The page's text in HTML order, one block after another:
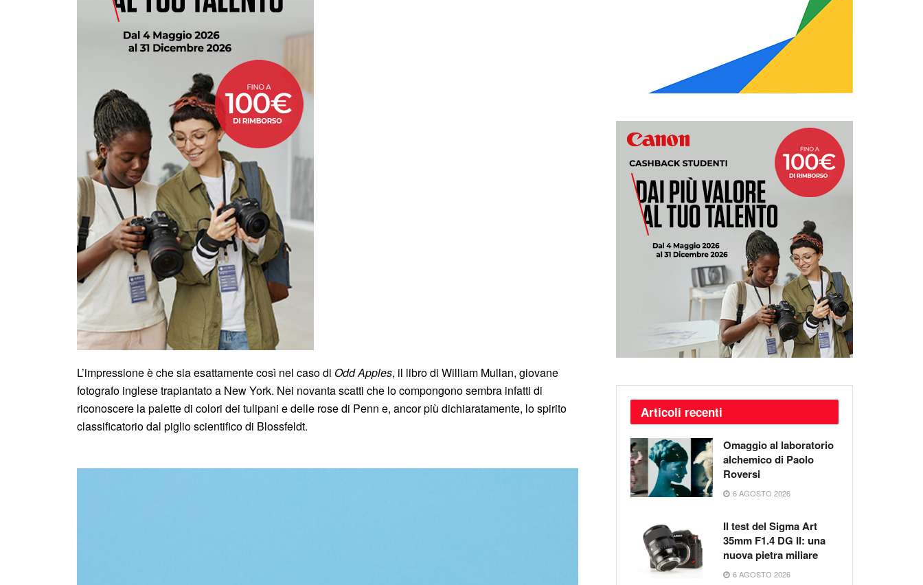
L’impressione è che sia esattamente così nel caso di Odd Apples, il libro di William Mullan, giovane
fotografo inglese trapiantato a New York. Nei novanta scatti che lo compongono sembra infatti di
riconoscere la palette di colori dei tulipani e delle rose di Penn e, ancor più dichiaratamente, lo spirito
classificatorio dal piglio scientifico di Blossfeldt.
Articoli recenti
Omaggio al laboratorio
alchemico di Paolo
Roversi
6 AGOSTO 2026
Il test del Sigma Art
35mm F1.4 DG II: una
nuova pietra miliare
6 AGOSTO 2026